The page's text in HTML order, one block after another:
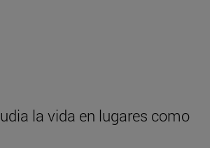
la vida en lugares como